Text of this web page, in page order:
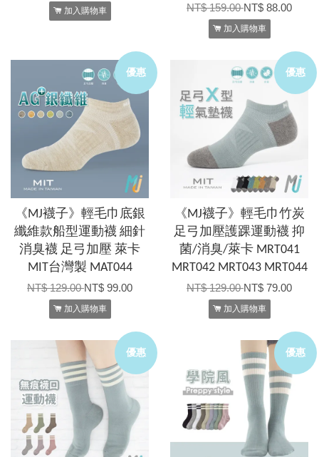
加入購物車 NT$ 159.00NT$ 88.00
加入購物車
優惠
《MJ襪子》輕毛巾底銀
纖維款船型運動襪 細針
消臭襪 足弓加壓 萊卡
MIT台灣製 MAT044
NT$ 129.00NT$ 99.00
加入購物車
優惠
《MJ襪子》輕毛巾竹炭
足弓加壓護踝運動襪 抑
菌/消臭/萊卡 MRT041
MRT042 MRT043 MRT044
NT$ 129.00NT$ 79.00
加入購物車
優惠 優惠